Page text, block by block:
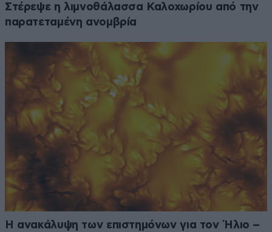
Στέρεψε η λιμνοθάλασσα Καλοχωρίου από την
παρατεταμένη ανομβρία
Η ανακάλυψη των επιστημόνων για τον Ήλιο –